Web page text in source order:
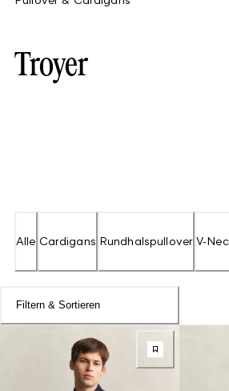
Troyer
Alle Cardigans Rundhalspullover V-
Filtern & Sortieren